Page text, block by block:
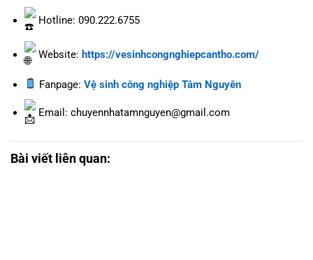
Hotline: 090.222.6755
Website: https://vesinhcongnghiepcantho.com/
Fanpage:Vệ sinh công nghiệp Tâm Nguyên
Email: chuyennhatamnguyen@gmail.com
Bài viết liên quan: